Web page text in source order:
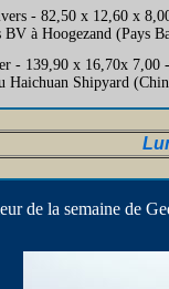
- 82,50 x 12,60 x
BV à Hoogezand
- 139,90 x 16,70x
Haichuan Shipyard
de la semaine de